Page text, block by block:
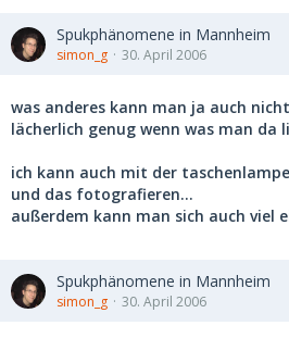
Spukphänomene in Mannheim
simon_g 30. April 2006
was anderes kann man ja auch
lächerlich genug wenn was man da
ich kann auch mit der
und das fotografieren...
außerdem kann man sich auch viel
Spukphänomene in Mannheim
simon_g 30. April 2006